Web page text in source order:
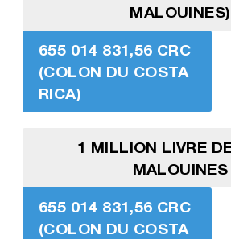
MALOUINES)
655 014 831,56 CRC
(COLON DU COSTA
RICA)
1 MILLION LIVRE
MALOUINES
655 014 831,56 CRC
(COLON DU COSTA